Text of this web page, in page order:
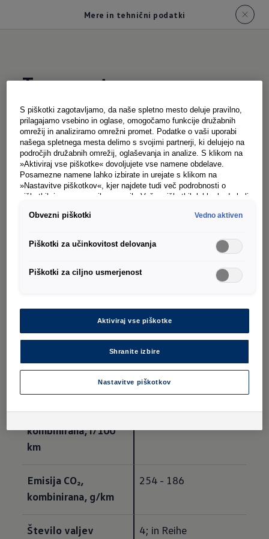
Mere in tehnični podatki
Transporter
Tehnični podatki
Oglejte si tehnične podatke ter zunanje in
notranje mere modela Transporter. Za celovit
pregled so dimenzije v nadaljevanju navedene
posamično. Z drsnikom se pomikajte navzdol
ter preglejte specifične mere in lastnosti
Tehnični podatki
Poraba goriva,
kombinirana, l/100
km
8,4 - 7,1
Emisija CO₂,
kombinirana, g/km
254 - 186
Število valjev 4; in Reihe
S piškotki zagotavljamo, da naše spletno mesto deluje pravilno,
prilagajamo vsebino in oglase, omogočamo funkcije družabnih
omrežij in analiziramo omrežni promet. Podatke o vaši uporabi
našega spletnega mesta delimo s svojimi partnerji, ki delujejo na
področjih družabnih omrežij, oglaševanja in analize. S klikom na
»Aktiviraj vse piškotke« dovoljujete vse namene obdelave.
Posamezne namene lahko izbirate in urejate s klikom na
»Nastavitve piškotkov«, kjer najdete tudi več podrobnosti o
piškotkih in posameznih namenih. Več o piškotkih lahko kadarkoli
privolitve.
Obvezni piškotki Vedno aktiven
Piškotki za učinkovitost delovanja
Piškotki za ciljno usmerjenost
Aktiviraj vse piškotke
Shranite izbire
Nastavitve piškotkov